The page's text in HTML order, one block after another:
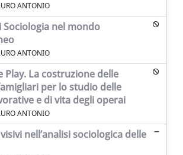
ANTONIO
Sociologia nel mondo
ANTONIO
Play. La costruzione delle
per lo studio delle
e di vita degli operai
ANTONIO
nell’analisi sociologica delle